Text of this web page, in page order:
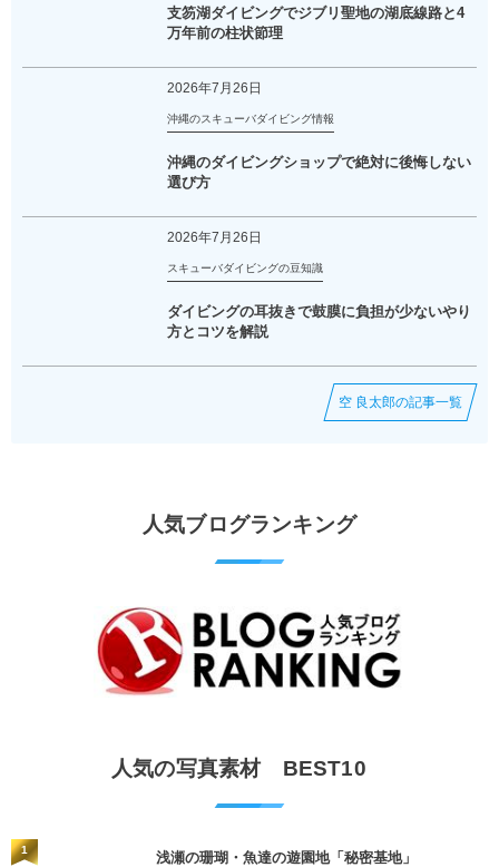
支笏湖ダイビングでジブリ聖地の湖底線路と4
万年前の柱状節理
2026年7月26日
沖縄のスキューバダイビング情報
沖縄のダイビングショップで絶対に後悔しない
選び方
2026年7月26日
スキューバダイビングの豆知識
ダイビングの耳抜きで鼓膜に負担が少ないやり
方とコツを解説
空 良太郎の記事一覧
人気ブログランキング
人気の写真素材 BEST10
浅瀬の珊瑚・魚達の遊園地「秘密基地」
1